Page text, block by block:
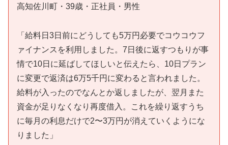
高知佐川町・39歳・正社員・男性
「給料日3日前にどうしても5万円必要でコウコウフ
ァイナンスを利用しました。7日後に返すつもりが事
情で10日に延ばしてほしいと伝えたら、10日プラン
に変更で返済は6万5千円に変わると言われました。
給料が入ったのでなんとか返しましたが、翌月また
資金が足りなくなり再度借入。これを繰り返すうち
に毎月の利息だけで2〜3万円が消えていくようにな
りました」